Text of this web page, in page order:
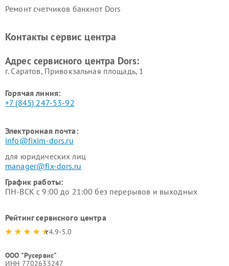
Ремонт счетчиков банкнот Dors
Контакты сервис центра
Адрес сервисного центра Dors:
г. Саратов, Привокзальная площадь, 1
Горячая линия:
+7 (845) 247-53-92
Электронная почта:
info@fixim-dors.ru
для юридических лиц
manager@fix-dors.ru
График работы:
ПН-ВСК с 9:00 до 21:00 без перерывов и выходных
Рейтинг сервисного центра
4.9-5.0
ООО "Русервис"
ИНН 7702633247